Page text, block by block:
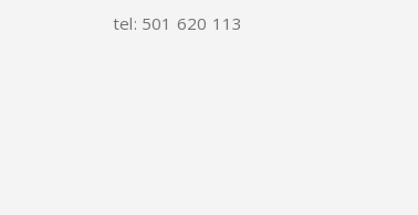
tel: 501 620 113